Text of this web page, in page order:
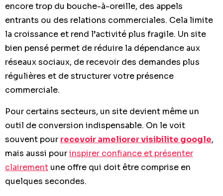
encore trop du bouche-à-oreille, des appels
entrants ou des relations commerciales. Cela limite
la croissance et rend l’activité plus fragile. Un site
bien pensé permet de réduire la dépendance aux
réseaux sociaux, de recevoir des demandes plus
régulières et de structurer votre présence
commerciale.
Pour certains secteurs, un site devient même un
outil de conversion indispensable. On le voit
souvent pour recevoir ameliorer visibilite google,
mais aussi pourinspirer confiance et présenter
clairement une offre qui doit être comprise en
quelques secondes.